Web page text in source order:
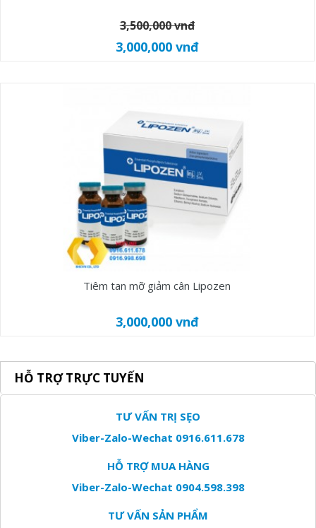
3,500,000 vnđ
3,000,000 vnđ
Tiêm tan mỡ giảm cân Lipozen
3,000,000 vnđ
HỖ TRỢ TRỰC TUYẾN
TƯ VẤN TRỊ SẸO
Viber-Zalo-Wechat 0916.611.678
HỖ TRỢ MUA HÀNG
Viber-Zalo-Wechat 0904.598.398
TƯ VẤN SẢN PHẨM